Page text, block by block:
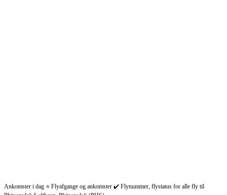
Ankomster i dag ⭐ Flyafgange og ankomster ✔️ Flynummer, flystatus for alle fly til